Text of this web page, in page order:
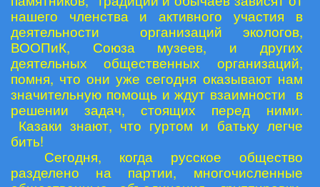
нашего членства и активного участия в
деятельности организаций экологов,
ВООПиК, Союза музеев, и других
деятельных общественных организаций,
помня, что они уже сегодня оказывают нам
значительную помощь и ждут взаимности в
решении задач, стоящих перед ними.
Казаки знают, что гуртом и батьку легче
бить!
Сегодня, когда русское общество
разделено на партии, многочисленные